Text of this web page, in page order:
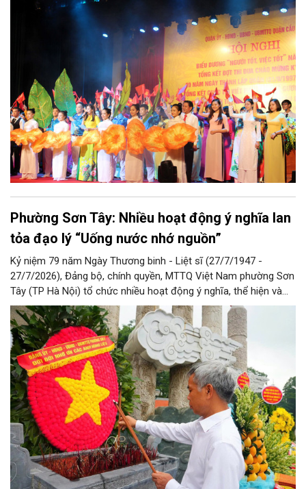
Phường Sơn Tây: Nhiều hoạt động ý nghĩa lan
tỏa đạo lý “Uống nước nhớ nguồn”
Kỷ niệm 79 năm Ngày Thương binh - Liệt sĩ (27/7/1947 -
27/7/2026), Đảng bộ, chính quyền, MTTQ Việt Nam phường Sơn
Tây (TP Hà Nội) tổ chức nhiều hoạt động ý nghĩa, thể hiện và
lan tỏa đạo lý “Uống nước nhớ nguồn”, “Đền ơn đáp nghĩa” tốt
đẹp của dân tộc Việt Nam cũng như người Hà Nội thanh lịch,
văn minh nói riêng.